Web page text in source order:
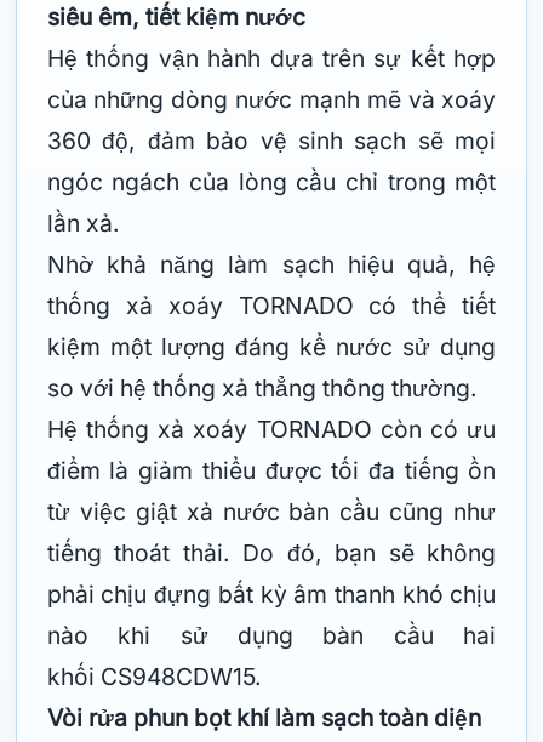
siêu êm, tiết kiệm nước
Hệ thống vận hành dựa trên sự kết hợp
của những dòng nước mạnh mẽ và xoáy
360 độ, đảm bảo vệ sinh sạch sẽ mọi
ngóc ngách của lòng cầu chỉ trong một
lần xả.
Nhờ khả năng làm sạch hiệu quả, hệ
thống xả xoáy TORNADO có thể tiết
kiệm một lượng đáng kể nước sử dụng
so với hệ thống xả thẳng thông thường.
Hệ thống xả xoáy TORNADO còn có ưu
điểm là giảm thiểu được tối đa tiếng ồn
từ việc giật xả nước bàn cầu cũng như
tiếng thoát thải. Do đó, bạn sẽ không
phải chịu đựng bất kỳ âm thanh khó chịu
nào khi sử dụng bàn cầu hai
khối CS948CDW15.
Vòi rửa phun bọt khí làm sạch toàn diện